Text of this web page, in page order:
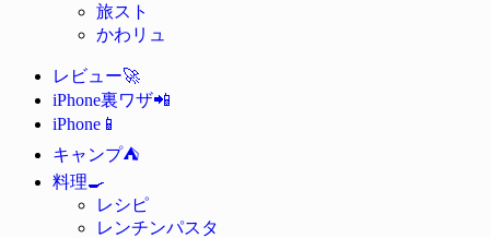
旅スト
かわリュ
レビュー🚀
iPhone裏ワザ📲
iPhone 📱
キャンプ⛺
料理🍳
レシピ
レンチンパスタ